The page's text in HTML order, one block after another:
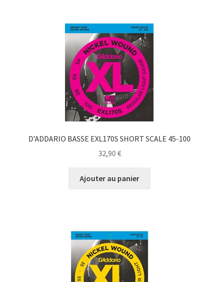
D’ADDARIO BASSE EXL170S SHORT SCALE 45-100
32,90 €
Ajouter au panier